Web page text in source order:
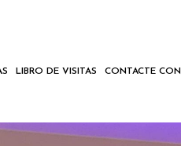
LIBRO DE VISITAS CONTACTE CON